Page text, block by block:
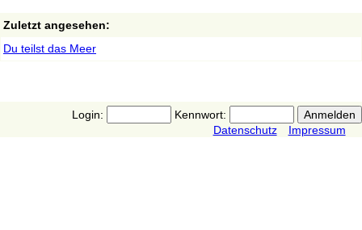
Zuletzt angesehen:
Du teilst das Meer
Login:
Kennwort:
Datenschutz
Impressum